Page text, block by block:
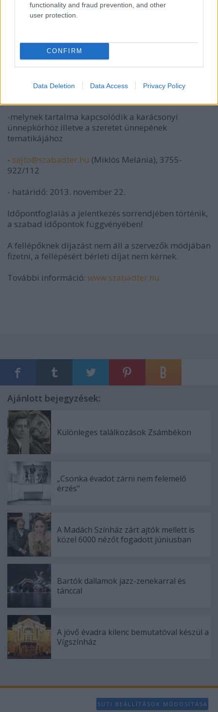
functionality and fraud prevention, and other
user protection.
CONFIRM
Data Deletion Data Access Privacy Policy
A fellépés helyszíne a Sátor Színház, amely egy
színházi alaptechnikával felszerelt, fűtött, 100 fős
felállított alkalmi játszóhely.
-melynek tartalma kapcsolódik a karácsonyi
ünnepkörhöz illetve a szeretet ünnepének
tematikájához
- sajto@szabadter.hu (Miklós Melánia), 3755-
922/112
- határidő: 2013. november 22.
Időpontfoglalás a jelentkezés sorrendjében történik,
a szabad időpontok függvényében!
A fellépőknek díjazást nem áll a szervezők módjában
fizetni, a fellépésért bérleti díjat nem kérnek.
További információ: www.szabadter.hu
Ajánlott bejegyzések:
Különleges találkozások Zsámbékon
„Csonka évadot zárni nem felemelő
érzés"
A Madách Színház zárt ajtók mellett is
közel 6000 nézőt fogadott júniusban
Bartók dallamok jazz-zenekarral és
tánccal
A jövő évadra kilenc bemutatóval készül a
Vígszínház
SÜTI BEÁLLÍTÁSOK MÓDOSÍTÁSA